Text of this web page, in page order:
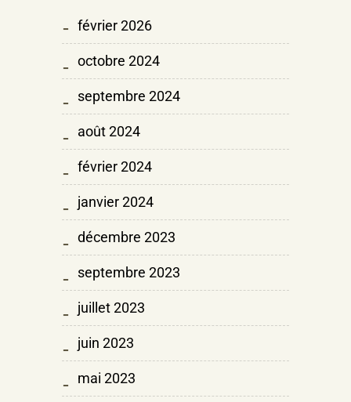
février 2026
octobre 2024
septembre 2024
août 2024
février 2024
janvier 2024
décembre 2023
septembre 2023
juillet 2023
juin 2023
mai 2023